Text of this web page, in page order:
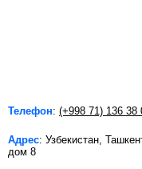
Телефон: (+998 71) 136 38
Адрес: Узбекистан,
дом 8